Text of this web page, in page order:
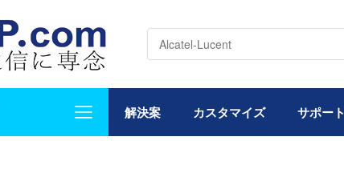
解決案 カスタマイズ サポート